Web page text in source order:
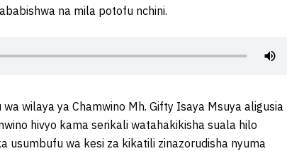
na mila potofu nchini.
wilaya ya Chamwino Mh. Gifty Isaya Msuya aligusia
hivyo kama serikali watahakikisha suala hilo
usumbufu wa kesi za kikatili zinazorudisha nyuma